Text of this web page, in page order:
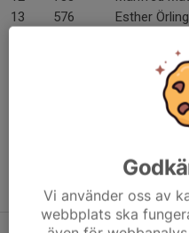
13
576 Esther Örling
Kevin
Tidigare nyheter
Vi använder oss av
webbplats ska